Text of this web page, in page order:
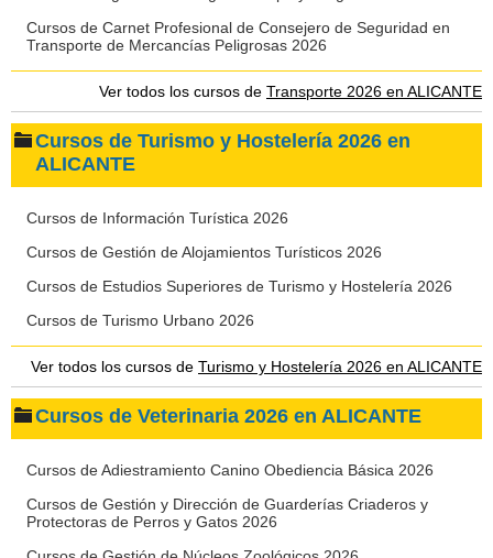
Cursos de Carnet Profesional de Consejero de Seguridad en
Transporte de Mercancías Peligrosas 2026
Ver todos los cursos de Transporte 2026 en ALICANTE
Cursos de Turismo y Hostelería 2026 en
ALICANTE
Cursos de Información Turística 2026
Cursos de Gestión de Alojamientos Turísticos 2026
Cursos de Estudios Superiores de Turismo y Hostelería 2026
Cursos de Turismo Urbano 2026
Ver todos los cursos de Turismo y Hostelería 2026 en ALICANTE
Cursos de Veterinaria 2026 en ALICANTE
Cursos de Adiestramiento Canino Obediencia Básica 2026
Cursos de Gestión y Dirección de Guarderías Criaderos y
Protectoras de Perros y Gatos 2026